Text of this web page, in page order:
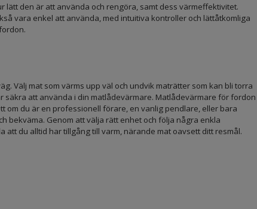
den är att använda och rengöra, samt dess värmeffektivitet.
vara enkel att använda, med intuitiva kontroller och lättåtkomliga
Välj mat som värms upp väl och undvik maträtter som kan bli torra
säkra att använda i din matlådevärmare. Matlådevärmare för fordon
du är en professionell förare, en vanlig pendlare, eller bara
bekväma. Genom att välja rätt enhet och följa några enkla
du alltid har tillgång till varm, närande mat oavsett ditt resmål.